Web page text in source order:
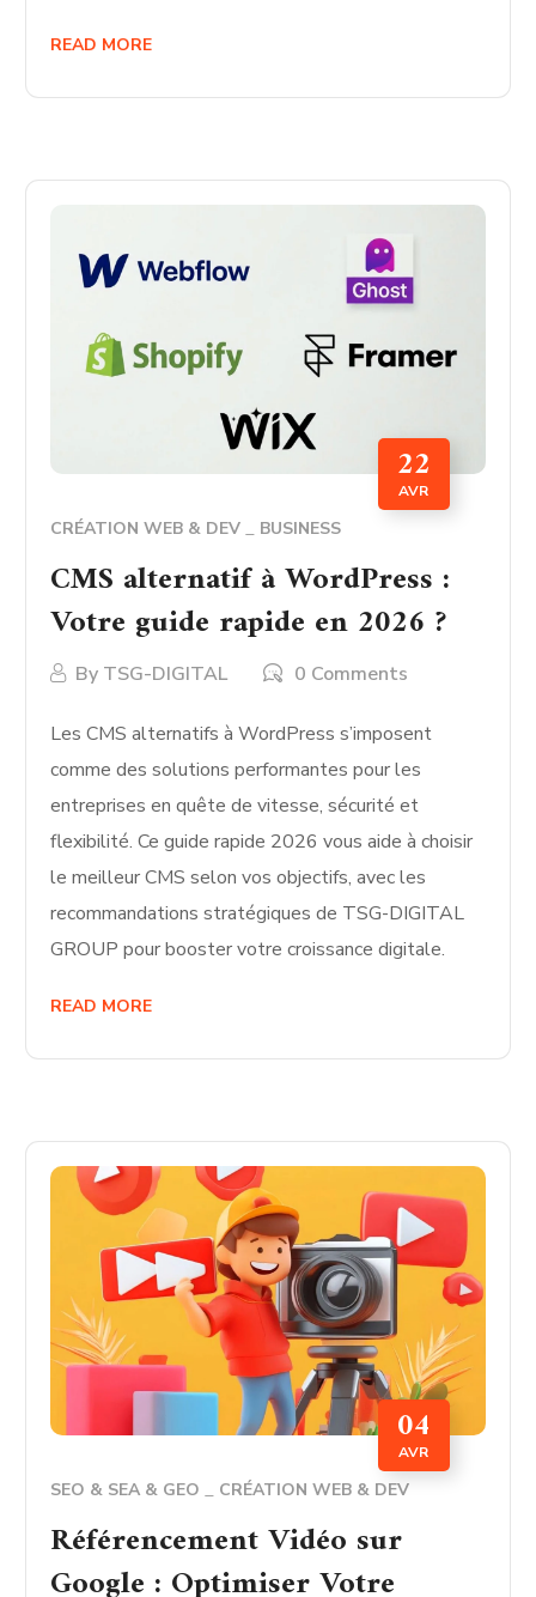
READ MORE
22
AVR
CRÉATION WEB & DEV BUSINESS
CMS alternatif à WordPress :
Votre guide rapide en 2026 ?
By TSG-DIGITAL 0 Comments
Les CMS alternatifs à WordPress s’imposent
comme des solutions performantes pour les
entreprises en quête de vitesse, sécurité et
flexibilité. Ce guide rapide 2026 vous aide à choisir
le meilleur CMS selon vos objectifs, avec les
recommandations stratégiques de TSG-DIGITAL
GROUP pour booster votre croissance digitale.
READ MORE
04
AVR
SEO & SEA & GEO CRÉATION WEB & DEV
Référencement Vidéo sur
Google : Optimiser Votre